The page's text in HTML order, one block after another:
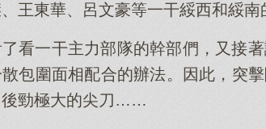
王東華、呂文豪等一干綏西和綏南
看一干主力部隊的幹部們，又接
包圍面相配合的辦法。因此，突
後勁極大的尖刀……